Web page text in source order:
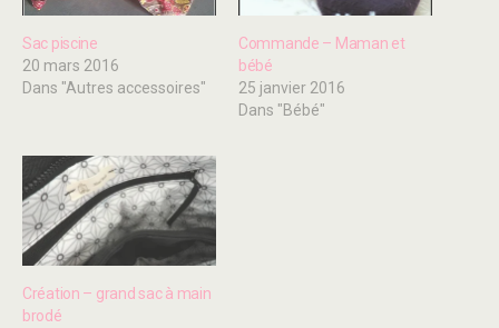
Sac piscine
20 mars 2016
Dans "Autres accessoires"
Commande – Maman et
bébé
25 janvier 2016
Dans "Bébé"
Création – grand sac à main
brodé